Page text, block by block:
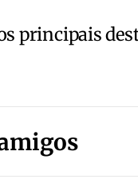
principais